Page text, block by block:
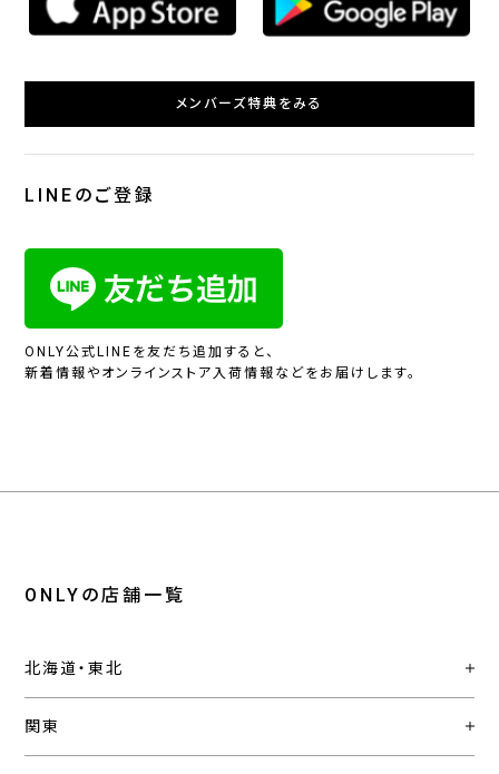
メンバーズ特典をみる
LINEのご登録
ONLY公式LINEを友だち追加すると、
新着情報やオンラインストア入荷情報などをお届けします。
ONLYの店舗一覧
北海道・東北
関東